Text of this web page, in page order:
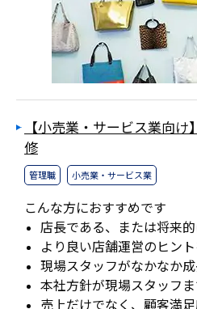
【小売業・サービス業向
修
管理職 小売業・サービス業
こんな方におすすめです
店長である、または将来
より良い店舗運営のヒン
現場スタッフがなかなか
本社方針が現場スタッフ
売上だけでなく、顧客満